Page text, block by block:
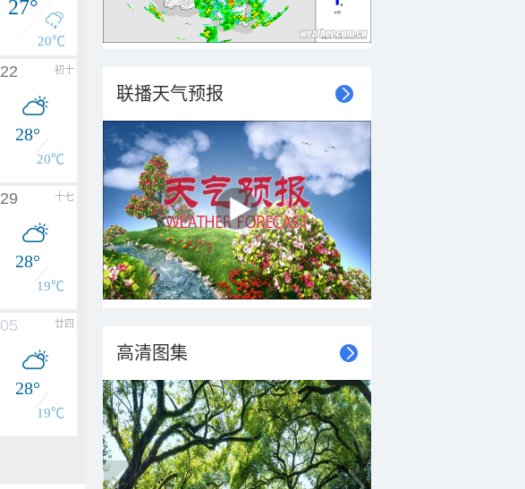
27°
20℃
初十
22
28°
20℃
十七
29
28°
19℃
廿四
05
28°
19℃
联播天气预报
高清图集